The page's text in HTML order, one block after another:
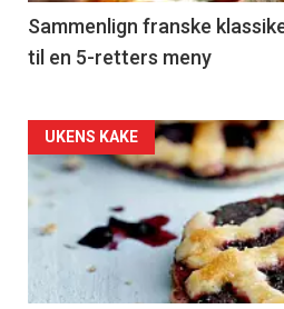
5
Sammenlign franske
til en 5-retters meny
Forsiden
akkurat
nå
UKENS KAKE